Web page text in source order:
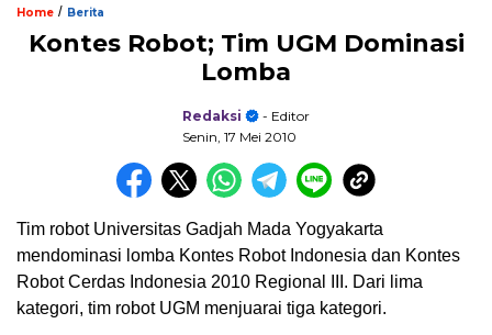
Home / Berita
Kontes Robot; Tim UGM Dominasi
Lomba
Redaksi
- Editor
Senin, 17 Mei 2010
Tim robot Universitas Gadjah Mada Yogyakarta
mendominasi lomba Kontes Robot Indonesia dan Kontes
Robot Cerdas Indonesia 2010 Regional III. Dari lima
kategori, tim robot UGM menjuarai tiga kategori.